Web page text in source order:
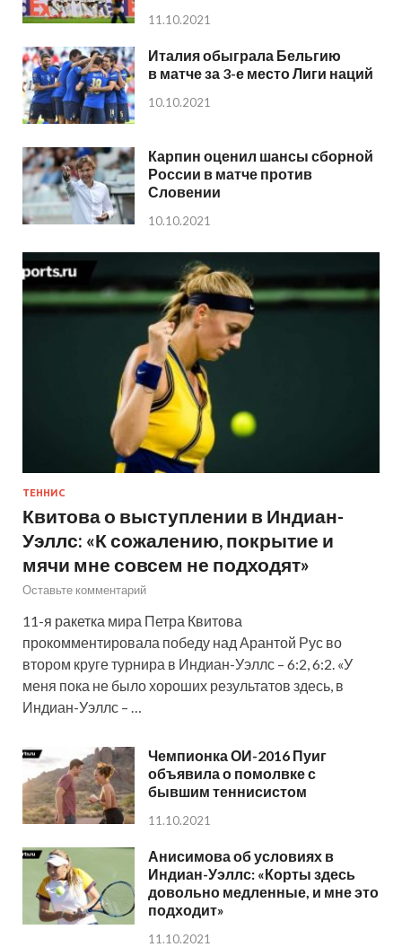
11.10.2021
Италия обыграла Бельгию
в матче за 3-е место Лиги наций
10.10.2021
Карпин оценил шансы сборной
России в матче против
Словении
10.10.2021
ТЕННИС
Квитова о выступлении в Индиан-
Уэллс: «К сожалению, покрытие и
мячи мне совсем не подходят»
Оставьте комментарий
11-я ракетка мира Петра Квитова
прокомментировала победу над Арантой Рус во
втором круге турнира в Индиан-Уэллс – 6:2, 6:2. «У
меня пока не было хороших результатов здесь, в
Индиан-Уэллс – …
Чемпионка ОИ-2016 Пуиг
объявила о помолвке с
бывшим теннисистом
11.10.2021
Анисимова об условиях в
Индиан-Уэллс: «Корты здесь
довольно медленные, и мне это
подходит»
11.10.2021